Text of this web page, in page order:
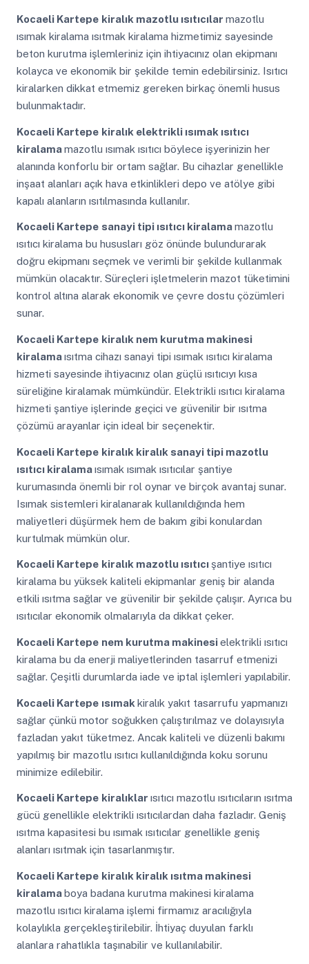
Kocaeli Kartepe kiralık mazotlu ısıtıcılar mazotlu
ısımak kiralama ısıtmak kiralama hizmetimiz sayesinde
beton kurutma işlemleriniz için ihtiyacınız olan ekipmanı
kolayca ve ekonomik bir şekilde temin edebilirsiniz. Isıtıcı
kiralarken dikkat etmemiz gereken birkaç önemli husus
bulunmaktadır.
Kocaeli Kartepe kiralık elektrikli ısımak ısıtıcı
kiralamamazotlu ısımak ısıtıcı böylece işyerinizin her
alanında konforlu bir ortam sağlar. Bu cihazlar genellikle
inşaat alanları açık hava etkinlikleri depo ve atölye gibi
kapalı alanların ısıtılmasında kullanılır.
Kocaeli Kartepe sanayi tipi ısıtıcı kiralamamazotlu
ısıtıcı kiralama bu hususları göz önünde bulundurarak
doğru ekipmanı seçmek ve verimli bir şekilde kullanmak
mümkün olacaktır. Süreçleri işletmelerin mazot tüketimini
kontrol altına alarak ekonomik ve çevre dostu çözümleri
sunar.
Kocaeli Kartepe kiralık nem kurutma makinesi
kiralamaısıtma cihazı sanayi tipi ısımak ısıtıcı kiralama
hizmeti sayesinde ihtiyacınız olan güçlü ısıtıcıyı kısa
süreliğine kiralamak mümkündür. Elektrikli ısıtıcı kiralama
hizmeti şantiye işlerinde geçici ve güvenilir bir ısıtma
çözümü arayanlar için ideal bir seçenektir.
Kocaeli Kartepe kiralık kiralık sanayi tipi mazotlu
ısıtıcı kiralamaısımak ısımak ısıtıcılar şantiye
kurumasında önemli bir rol oynar ve birçok avantaj sunar.
Isımak sistemleri kiralanarak kullanıldığında hem
maliyetleri düşürmek hem de bakım gibi konulardan
kurtulmak mümkün olur.
Kocaeli Kartepe kiralık mazotlu ısıtıcı şantiye ısıtıcı
kiralama bu yüksek kaliteli ekipmanlar geniş bir alanda
etkili ısıtma sağlar ve güvenilir bir şekilde çalışır. Ayrıca bu
ısıtıcılar ekonomik olmalarıyla da dikkat çeker.
Kocaeli Kartepe nem kurutma makinesielektrikli ısıtıcı
kiralama bu da enerji maliyetlerinden tasarruf etmenizi
sağlar. Çeşitli durumlarda iade ve iptal işlemleri yapılabilir.
Kocaeli Kartepe ısımak kiralık yakıt tasarrufu yapmanızı
sağlar çünkü motor soğukken çalıştırılmaz ve dolayısıyla
fazladan yakıt tüketmez. Ancak kaliteli ve düzenli bakımı
yapılmış bir mazotlu ısıtıcı kullanıldığında koku sorunu
minimize edilebilir.
Kocaeli Kartepe kiralıklar ısıtıcı mazotlu ısıtıcıların ısıtma
gücü genellikle elektrikli ısıtıcılardan daha fazladır. Geniş
ısıtma kapasitesi bu ısımak ısıtıcılar genellikle geniş
alanları ısıtmak için tasarlanmıştır.
Kocaeli Kartepe kiralık kiralık ısıtma makinesi
kiralamaboya badana kurutma makinesi kiralama
mazotlu ısıtıcı kiralama işlemi firmamız aracılığıyla
kolaylıkla gerçekleştirilebilir. İhtiyaç duyulan farklı
alanlara rahatlıkla taşınabilir ve kullanılabilir.